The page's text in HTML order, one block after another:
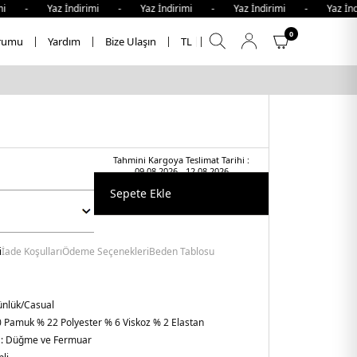
İndirimi - Yaz İndirimi - Yaz İndirimi - Yaz
Yardım Bize Ulaşın TL
0
Tahmini Kargoya Teslimat Tarihi :
09.08.2026 - 12.08.2026
Sepete Ekle
İade KoşullarıÖdeme SeçenekleriBeden Tablosu
Casual
Pamuk % 22 Polyester % 6 Viskoz % 2 Elastan
Düğme ve Fermuar